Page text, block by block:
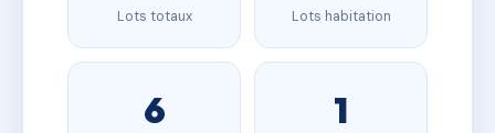
Lots totaux Lots habitation
6 1